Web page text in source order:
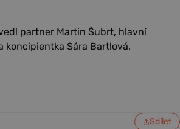
vedl partner Martin Šubrt, hlavní
koncipientka Sára Bartlová.
Sdílet